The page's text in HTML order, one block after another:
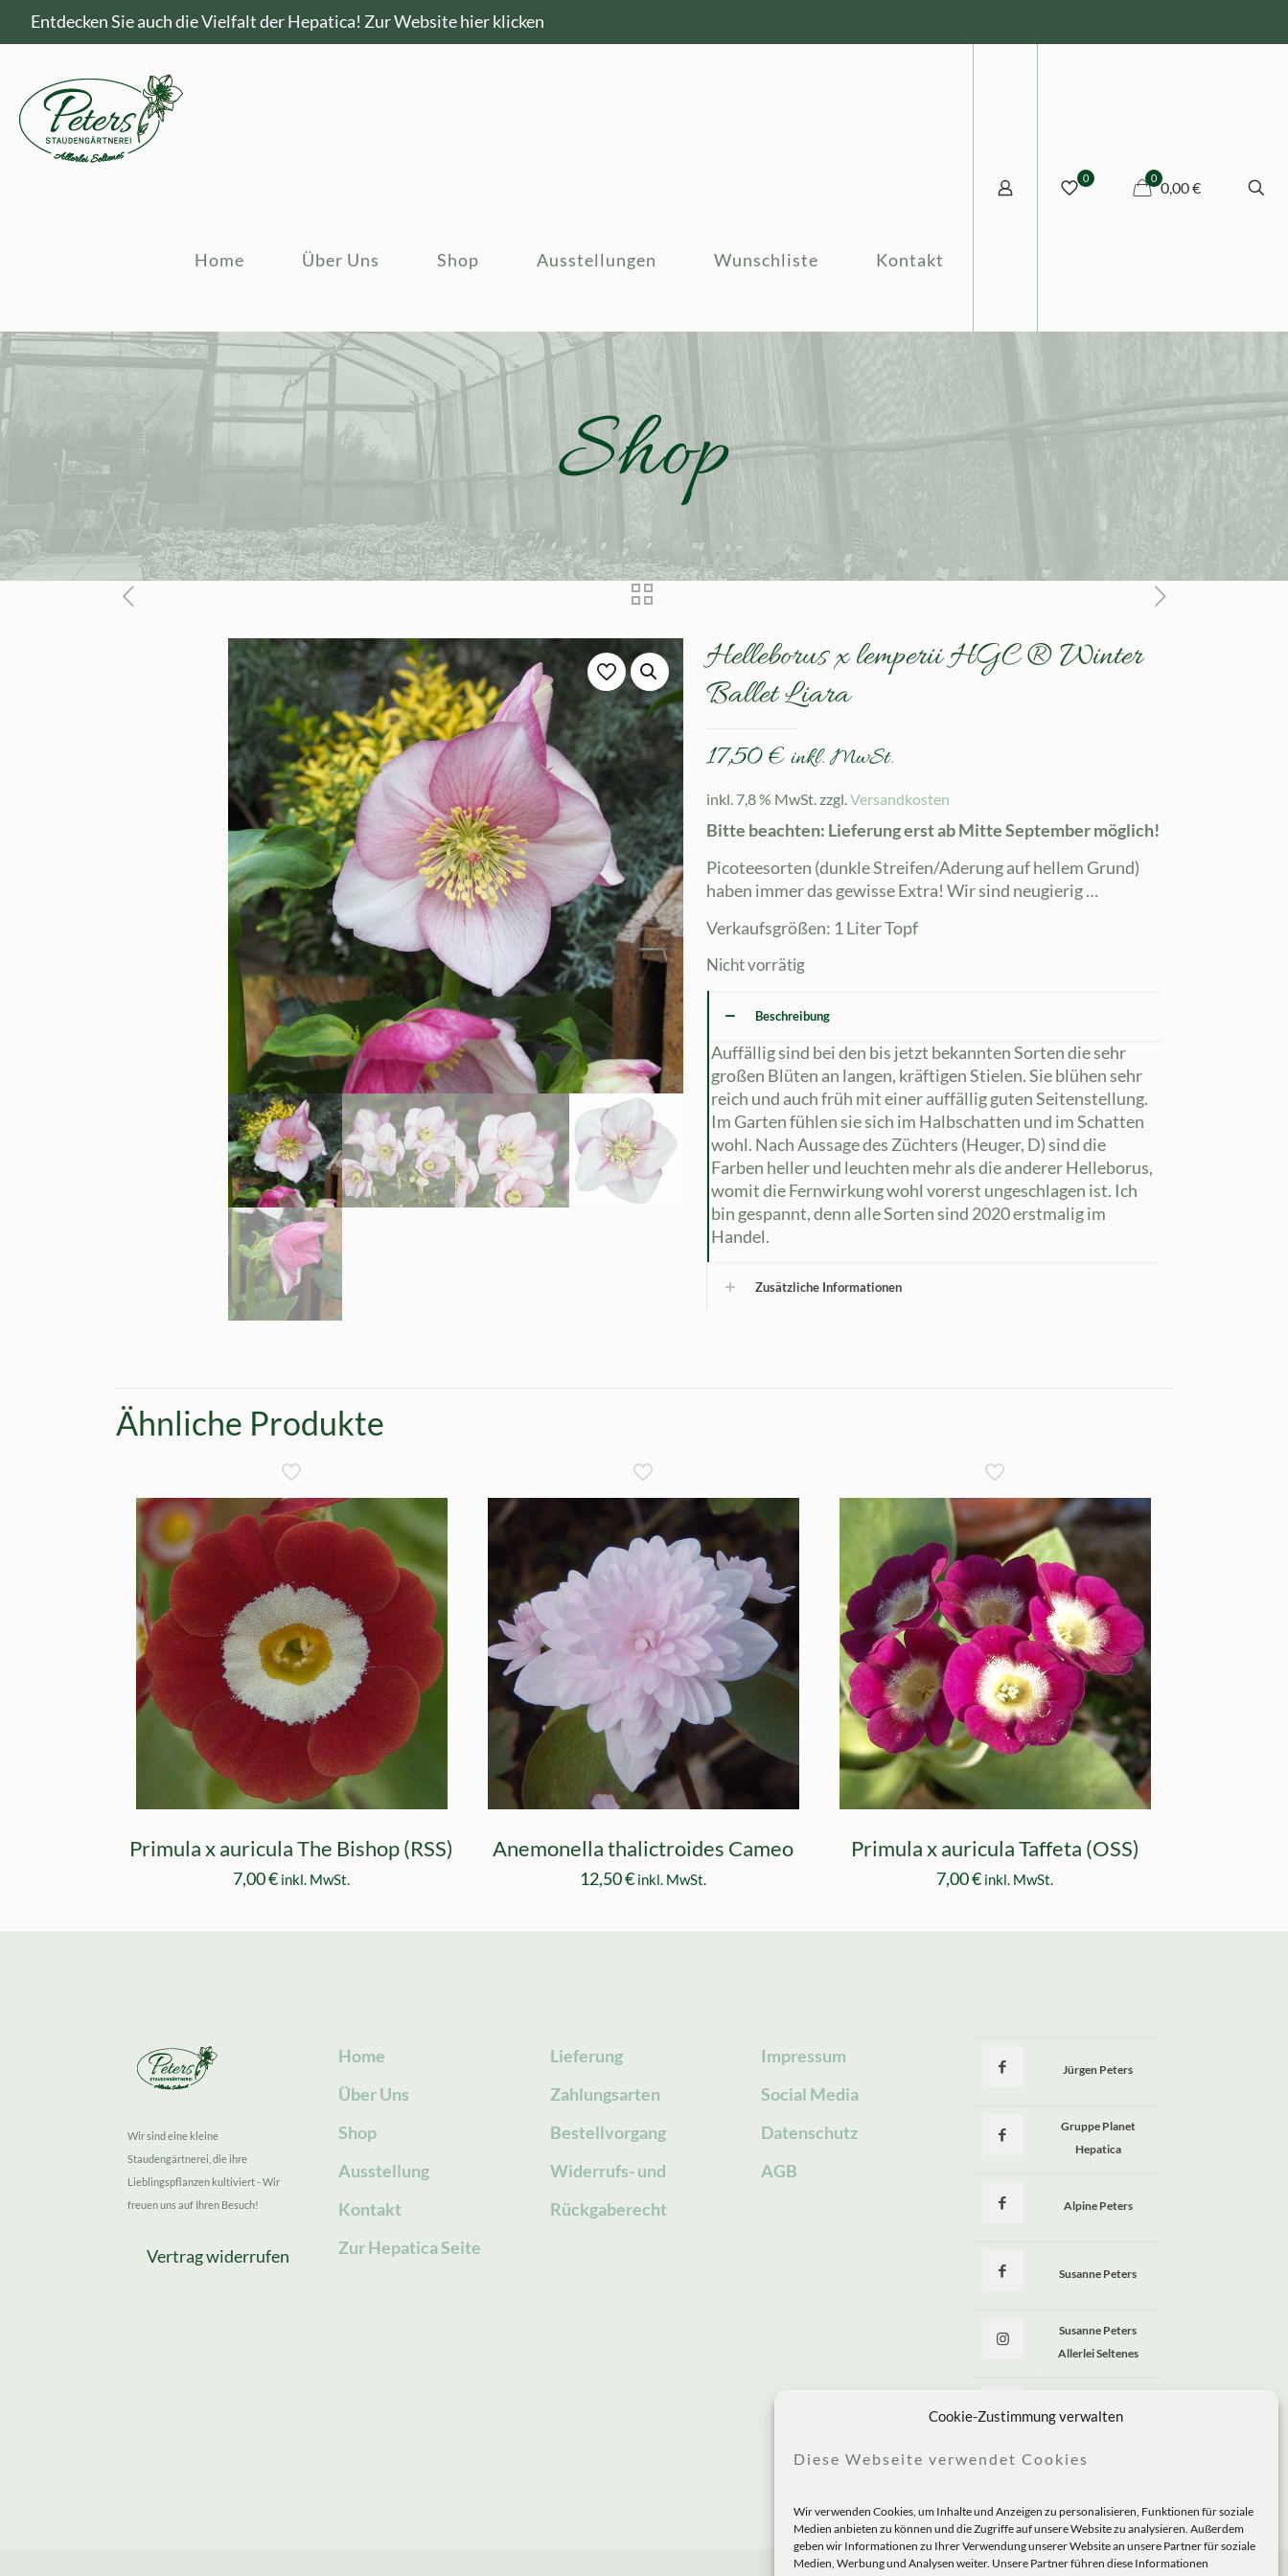
Cookie-Zustimmung verwalten
Diese Webseite verwendet Cookies
Wir verwenden Cookies, um Inhalte und Anzeigen zu personalisieren, Funktionen für soziale
Medien anbieten zu können und die Zugriffe auf unsere Website zu analysieren. Außerdem
geben wir Informationen zu Ihrer Verwendung unserer Website an unsere Partner für soziale
Medien, Werbung und Analysen weiter. Unsere Partner führen diese Informationen
Entdecken Sie auch die Vielfalt der Hepatica! Zur Website hier klicken
Home Über Uns Shop Ausstellungen Wunschliste Kontakt
0 0
0,00 €
Shop
Helleborus x lemperii HGC ® Winter
Ballet Liara
17,50€ inkl. MwSt.
inkl. 7,8 % MwSt.zzgl.Versandkosten
Bitte beachten: Lieferung erst ab Mitte September möglich!
Picoteesorten (dunkle Streifen/Aderung auf hellem Grund)
haben immer das gewisse Extra! Wir sind neugierig …
Verkaufsgrößen: 1 Liter Topf
Nicht vorrätig
Beschreibung
Auffällig sind bei den bis jetzt bekannten Sorten die sehr
großen Blüten an langen, kräftigen Stielen. Sie blühen sehr
reich und auch früh mit einer auffällig guten Seitenstellung.
Im Garten fühlen sie sich im Halbschatten und im Schatten
wohl. Nach Aussage des Züchters (Heuger, D) sind die
Farben heller und leuchten mehr als die anderer Helleborus,
womit die Fernwirkung wohl vorerst ungeschlagen ist. Ich
bin gespannt, denn alle Sorten sind 2020 erstmalig im
Handel.
Zusätzliche Informationen
Ähnliche Produkte
Primula x auricula The Bishop (RSS)
7,00€ inkl. MwSt.
Anemonella thalictroides Cameo
12,50€ inkl. MwSt.
Primula x auricula Taffeta (OSS)
7,00€ inkl. MwSt.
Wir sind eine kleine
Staudengärtnerei, die ihre
Lieblingspflanzen kultiviert - Wir
freuen uns auf Ihren Besuch!
Vertrag widerrufen
Home
Über Uns
Shop
Ausstellung
Kontakt
Zur Hepatica Seite
Lieferung
Zahlungsarten
Bestellvorgang
Widerrufs- und
Rückgaberecht
Impressum
Social Media
Datenschutz
AGB
Jürgen Peters
Gruppe Planet
Hepatica
Alpine Peters
Susanne Peters
Susanne Peters
Allerlei Seltenes
Allerlei Seltenes